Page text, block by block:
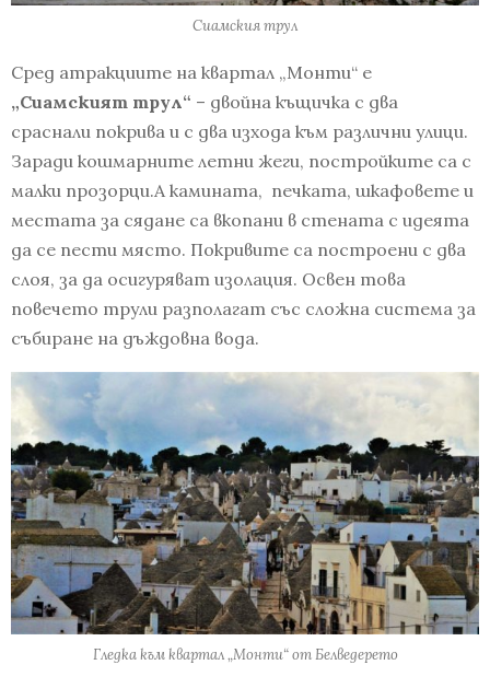
Сиамския трул
Сред атракциите на квартал „Монти“ е
„Сиамският трул“ – двойна къщичка с два
сраснали покрива и с два изхода към различни улици.
Заради кошмарните летни жеги, постройките са с
малки прозорци.А камината, печката, шкафовете и
местата за сядане са вкопани в стената с идеята
да се пести място. Покривите са построени с два
слоя, за да осигуряват изолация. Освен това
повечето трули разполагат със сложна система за
събиране на дъждовна вода.
Гледка към квартал „Монти“ от Белведерето